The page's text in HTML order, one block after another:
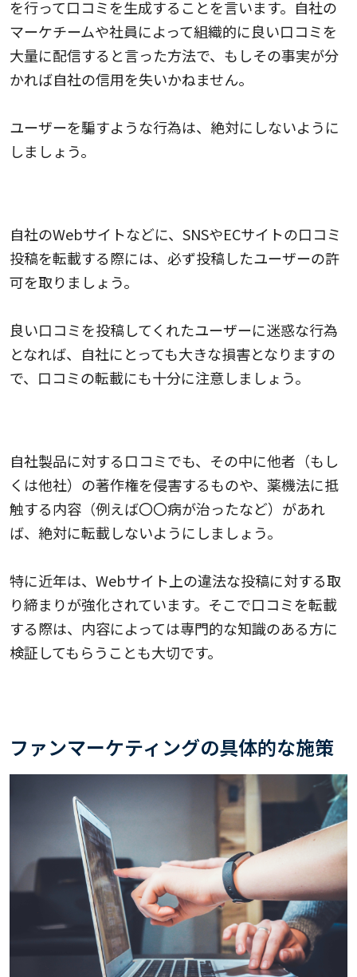
を行って口コミを生成することを言います。自社の
マーケチームや社員によって組織的に良い口コミを
大量に配信すると言った方法で、もしその事実が分
かれば自社の信用を失いかねません。
ユーザーを騙すような行為は、絶対にしないように
しましょう。
自社のWebサイトなどに、SNSやECサイトの口コミ
投稿を転載する際には、必ず投稿したユーザーの許
可を取りましょう。
良い口コミを投稿してくれたユーザーに迷惑な行為
となれば、自社にとっても大きな損害となりますの
で、口コミの転載にも十分に注意しましょう。
自社製品に対する口コミでも、その中に他者（もし
くは他社）の著作権を侵害するものや、薬機法に抵
触する内容（例えば〇〇病が治ったなど）があれ
ば、絶対に転載しないようにしましょう。
特に近年は、Webサイト上の違法な投稿に対する取
り締まりが強化されています。そこで口コミを転載
する際は、内容によっては専門的な知識のある方に
検証してもらうことも大切です。
ファンマーケティングの具体的な施策